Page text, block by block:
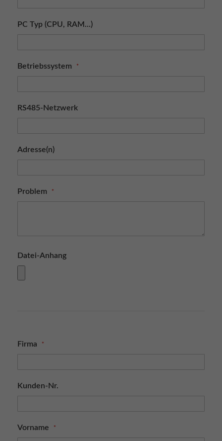
PC Typ (CPU, RAM...)
Betriebssystem
RS485-Netzwerk
Adresse(n)
Problem
Datei-Anhang
Firma
Kunden-Nr.
Vorname